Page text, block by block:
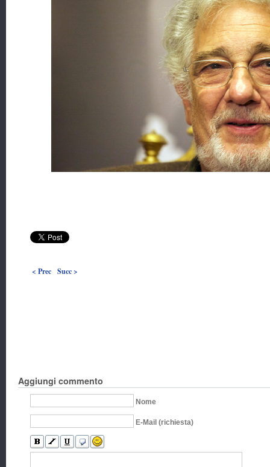
< Prec Succ >
Aggiungi commento
Nome
E-Mail (richiesta)